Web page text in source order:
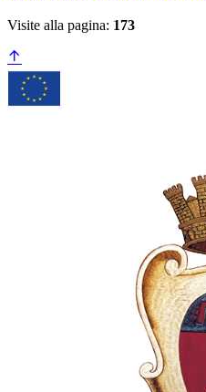
Visite alla pagina: 173